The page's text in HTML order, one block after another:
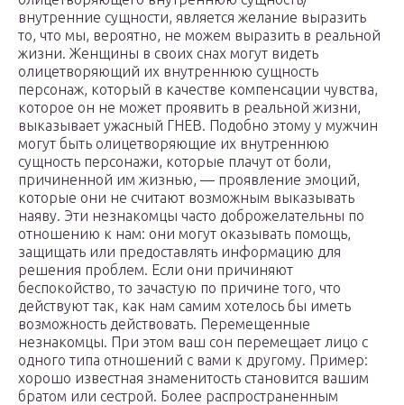
внутренние сущности, является желание выразить
то, что мы, вероятно, не можем выразить в реальной
жизни. Женщины в своих снах могут видеть
олицетворяющий их внутреннюю сущность
персонаж, который в качестве компенсации чувства,
которое он не может проявить в реальной жизни,
выказывает ужасный ГНЕВ. Подобно этому у мужчин
могут быть олицетворяющие их внутреннюю
сущность персонажи, которые плачут от боли,
причиненной им жизнью, — проявление эмоций,
которые они не считают возможным выказывать
наяву. Эти незнакомцы часто доброжелательны по
отношению к нам: они могут оказывать помощь,
защищать или предоставлять информацию для
решения проблем. Если они причиняют
беспокойство, то зачастую по причине того, что
действуют так, как нам самим хотелось бы иметь
возможность действовать. Перемещенные
незнакомцы. При этом ваш сон перемещает лицо с
одного типа отношений с вами к другому. Пример:
хорошо известная знаменитость становится вашим
братом или сестрой. Более распространенным